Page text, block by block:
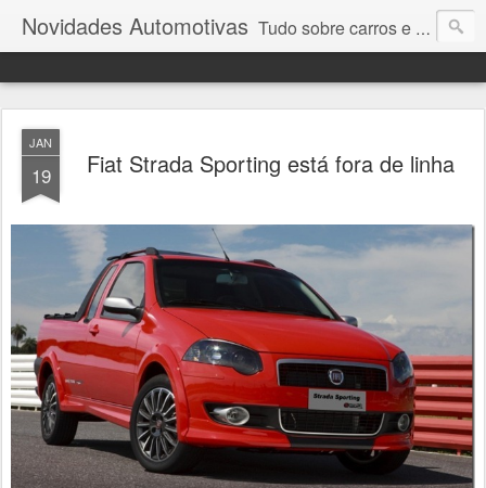
Novidades Automotivas Tudo sobre carros e motores
JAN
19 Fiat Strada Sporting está fora de linha